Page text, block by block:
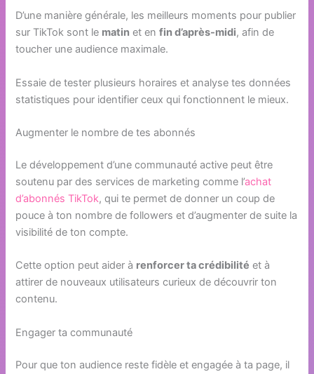
D’une manière générale, les meilleurs moments pour publier
sur TikTok sont le matin et enfin d’après-midi, afin de
toucher une audience maximale.
Essaie de tester plusieurs horaires et analyse tes données
statistiques pour identifier ceux qui fonctionnent le mieux.
Augmenter le nombre de tes abonnés
Le développement d’une communauté active peut être
soutenu par des services de marketing comme l’achat
d’abonnés TikTok, qui te permet de donner un coup de
pouce à ton nombre de followers et d’augmenter de suite la
visibilité de ton compte.
Cette option peut aider à renforcer ta crédibilité et à
attirer de nouveaux utilisateurs curieux de découvrir ton
contenu.
Engager ta communauté
Pour que ton audience reste fidèle et engagée à ta page, il